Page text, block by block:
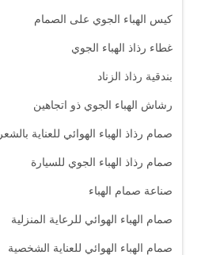
كيس الهباء الجوي على الصمام
غطاء رذاذ الهباء الجوي
بندقية رذاذ الزناد
رشاش الهباء الجوي ذو اتجاهين
صمام رذاذ الهباء الهوائي للعناية بالشعر
صمام رذاذ الهباء الجوي للسيارة
صناعة صمام الهباء
صمام الهباء الهوائي للرعاية المنزلية
صمام الهباء الهوائي للعناية الشخصية